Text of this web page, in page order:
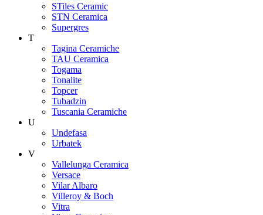
STiles Ceramic
STN Ceramica
Supergres
T
Tagina Ceramiche
TAU Ceramica
Togama
Tonalite
Topcer
Tubadzin
Tuscania Ceramiche
U
Undefasa
Urbatek
V
Vallelunga Ceramica
Versace
Vilar Albaro
Villeroy & Boch
Vitra